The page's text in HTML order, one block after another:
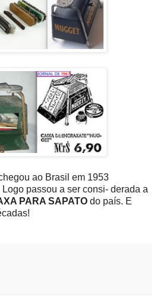
ao Brasil em 1953
passou a ser consi- derada a
PARA SAPATO do país. E